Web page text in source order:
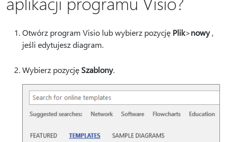
Otwórz program Visio lub wybierz pozycję Plik>nowy,
jeśli edytujesz diagram.
Wybierz pozycję Szablony.